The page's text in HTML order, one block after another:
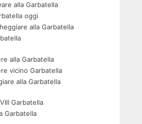
alla Garbatella
oggi
alla Garbatella
alla Garbatella
vicino Garbatella
alla Garbatella
Garbatella
Garbatella